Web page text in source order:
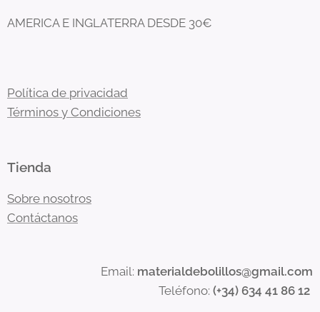
AMERICA E INGLATERRA DESDE 30€
Política de privacidad
Términos y Condiciones
Tienda
Sobre nosotros
Contáctanos
Email: materialdebolillos@gmail.com
Teléfono: (+34) 634 41 86 12